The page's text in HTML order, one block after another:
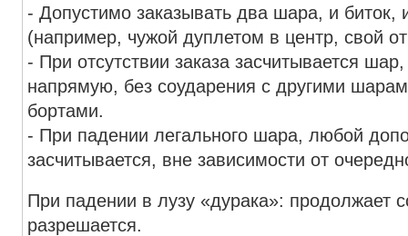
- Допустимо заказывать два шара, и
(например, чужой дуплетом в центр, свой
- При отсутствии заказа засчитывается
напрямую, без соударения с другими
бортами.
- При падении легального шара, любой
засчитывается, вне зависимости от
При падении в лузу «дурака»: продолжает
разрешается.